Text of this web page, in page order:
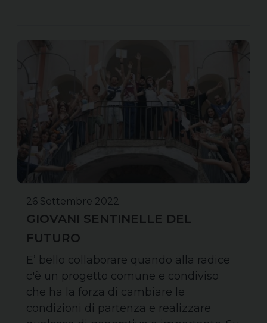
26 Settembre 2022
GIOVANI SENTINELLE DEL
FUTURO
E’ bello collaborare quando alla radice
c'è un progetto comune e condiviso
che ha la forza di cambiare le
condizioni di partenza e realizzare